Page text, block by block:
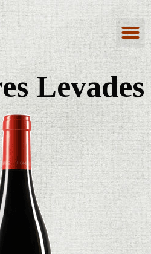
Levades